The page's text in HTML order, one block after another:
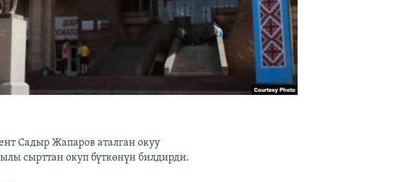
Садыр Жапаров аталган окуу
сырттан окуп бүткөнүн билдирди.